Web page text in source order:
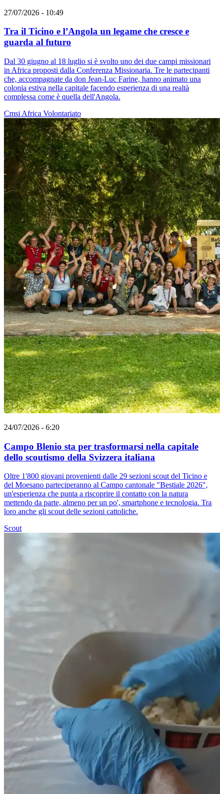
27/07/2026 - 10:49
Tra il Ticino e l’Angola un legame che cresce e
guarda al futuro
Dal 30 giugno al 18 luglio si è svolto uno dei due campi missionari
in Africa proposti dalla Conferenza Missionaria. Tre le partecipanti
che, accompagnate da don Jean-Luc Farine, hanno animato una
colonia estiva nella capitale facendo esperienza di una realtà
complessa come è quella dell'Angola.
Cmsi Africa Volontariato
24/07/2026 - 6:20
Campo Blenio sta per trasformarsi nella capitale
dello scoutismo della Svizzera italiana
Oltre 1'800 giovani provenienti dalle 29 sezioni scout del Ticino e
del Moesano parteciperanno al Campo cantonale "Bestiale 2026",
un'esperienza che punta a riscoprire il contatto con la natura
mettendo da parte, almeno per un po', smartphone e tecnologia. Tra
loro anche gli scout delle sezioni cattoliche.
Scout